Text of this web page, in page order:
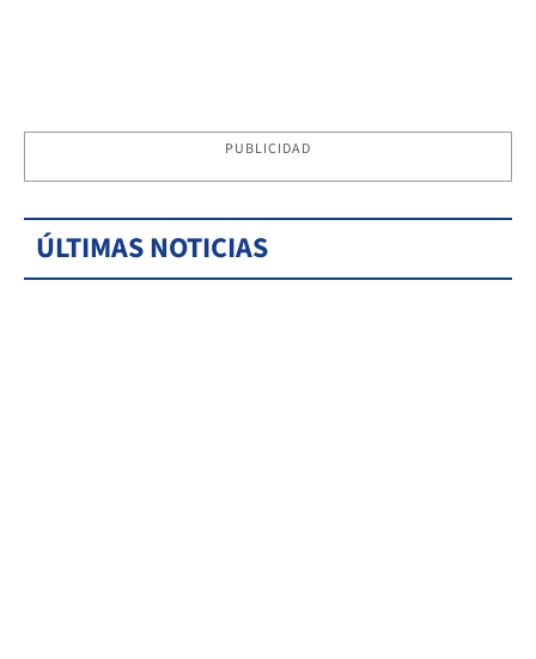
PUBLICIDAD
ÚLTIMAS NOTICIAS